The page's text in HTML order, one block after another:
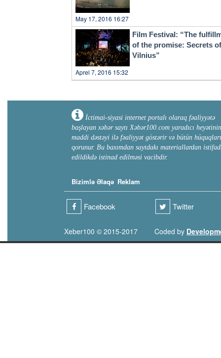
May 17, 2016 16:27
Film Festival: “The
of the promise: Secrets of
Vilnius”
Aprel 7, 2016 15:32
İctimai-siyasi internet portalı olaraq fəaliyyətə
başlayan xəbər saytı Xəbər100.com yaradıcı heyətinin
maddi dəstəyi ilə fəaliyyət göstərir və bütün hüquqları
qorunur. Bu baxımdan saytdakı materiallardan
edildikdə istinad edilməsi vacibdir.
Bizimlə Əlaqə Reklam
Facebook Twitter
Xeber100 © 2015-2017 Coded by